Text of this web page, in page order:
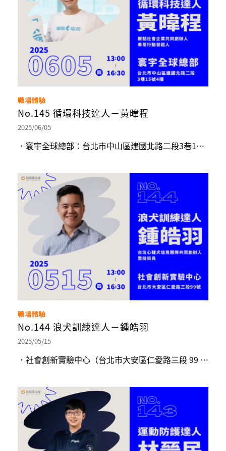
職場體驗
No.145 循環科技達人－黃暐程
2025/06/05
．寰宇全球總部：台北市中山區建國北路二段3巷15號4樓
職場體驗
No.144 浪犬訓練達人－鍾皓羽
2025/05/15
．社會創新實驗中心（台北市大安區仁愛路三段 99 號）